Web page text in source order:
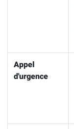
Appel
d'urgence